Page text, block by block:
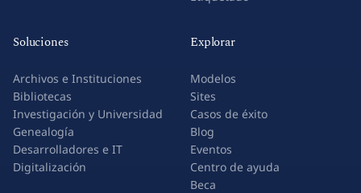
Soluciones
Archivos e Instituciones
Bibliotecas
Investigación y Universidad
Genealogía
Desarrolladores e IT
Digitalización
Explorar
Modelos
Sites
Casos de éxito
Blog
Eventos
Centro de ayuda
Beca